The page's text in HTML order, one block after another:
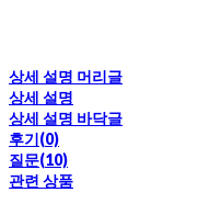
상세 설명 머리글
상세 설명
상세 설명 바닥글
후기(0)
질문(10)
관련 상품